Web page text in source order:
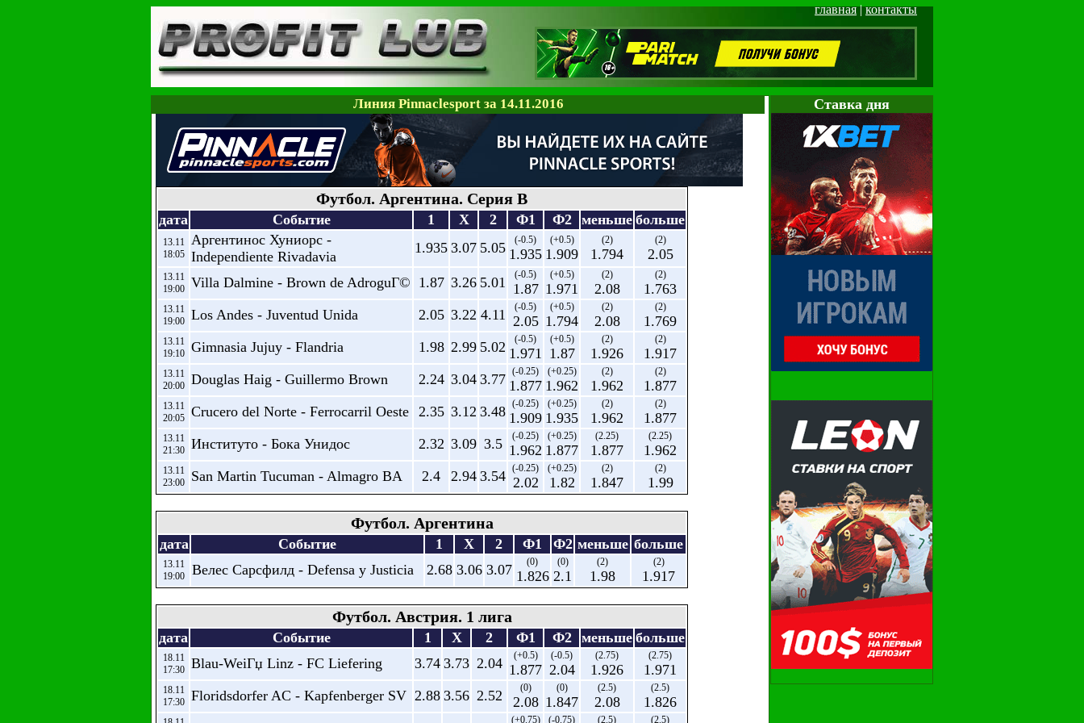
главная|контакты
Cтавка дня
Линия Pinnaclesport за 14.11.2016
Футбол. Аргентина. Серия В
дата Событие 1 X 2 Ф1 Ф2 меньше больше
13.11
18:05
Аргентинос Хуниорс -
Independiente Rivadavia
1.935 3.07 5.05 (-0.5)
1.935
(+0.5)
1.909
(2)
1.794
(2)
2.05
13.11
19:00
Villa Dalmine - Brown de AdroguГ© 1.87 3.26 5.01 (-0.5)
1.87
(+0.5)
1.971
(2)
2.08
(2)
1.763
13.11
19:00
Los Andes - Juventud Unida 2.05 3.22 4.11 (-0.5)
2.05
(+0.5)
1.794
(2)
2.08
(2)
1.769
13.11
19:10
Gimnasia Jujuy - Flandria 1.98 2.99 5.02 (-0.5)
1.971
(+0.5)
1.87
(2)
1.926
(2)
1.917
13.11
20:00
Douglas Haig - Guillermo Brown 2.24 3.04 3.77 (-0.25)
1.877
(+0.25)
1.962
(2)
1.962
(2)
1.877
13.11
20:05
Crucero del Norte - Ferrocarril Oeste 2.35 3.12 3.48 (-0.25)
1.909
(+0.25)
1.935
(2)
1.962
(2)
1.877
13.11
21:30
Институто - Бока Унидос 2.32 3.09 3.5 (-0.25)
1.962
(+0.25)
1.877
(2.25)
1.877
(2.25)
1.962
13.11
23:00
San Martin Tucuman - Almagro BA 2.4 2.94 3.54 (-0.25)
2.02
(+0.25)
1.82
(2)
1.847
(2)
1.99
Футбол. Аргентина
дата Событие 1 X 2 Ф1 Ф2 меньше больше
13.11
19:00
Велес Сарсфилд - Defensa y Justicia 2.68 3.06 3.07 (0)
1.826
(0)
2.1
(2)
1.98
(2)
1.917
Футбол. Австрия. 1 лига
дата Событие 1 X 2 Ф1 Ф2 меньше больше
18.11
17:30
Blau-WeiГџ Linz - FC Liefering 3.74 3.73 2.04 (+0.5)
1.877
(-0.5)
2.04
(2.75)
1.926
(2.75)
1.971
18.11
17:30
Floridsdorfer AC - Kapfenberger SV 2.88 3.56 2.52 (0)
2.08
(0)
1.847
(2.5)
2.08
(2.5)
1.826
(+0.75) (-0.75) (2.5) (2.5)